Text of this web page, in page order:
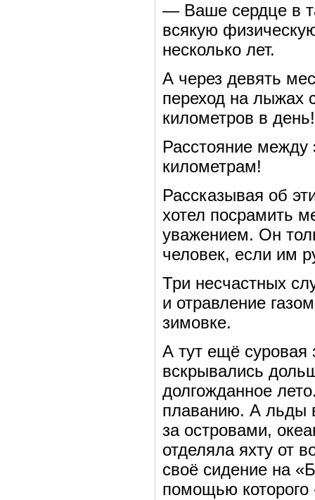
— Ваше сердце в
всякую
несколько лет.
А через девять
переход на лыжах
километров в день!
Расстояние между
километрам!
Рассказывая об
хотел посрамить
уважением. Он
человек, если им
Три несчастных
и отравление
зимовке.
А тут ещё
вскрывались
долгожданное
плаванию. А льды
за островами,
отделяла яхту от
своё сидение на
помощью которого